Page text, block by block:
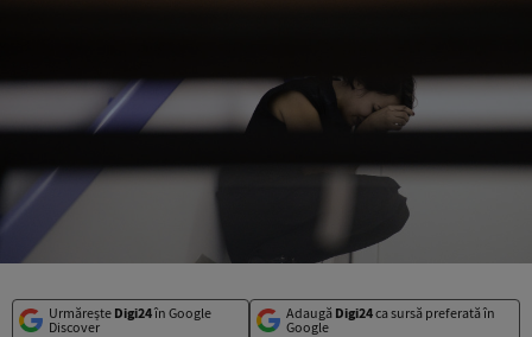
Urmărește Digi24în Google
Discover
Adaugă Digi24ca sursă preferată în
Google